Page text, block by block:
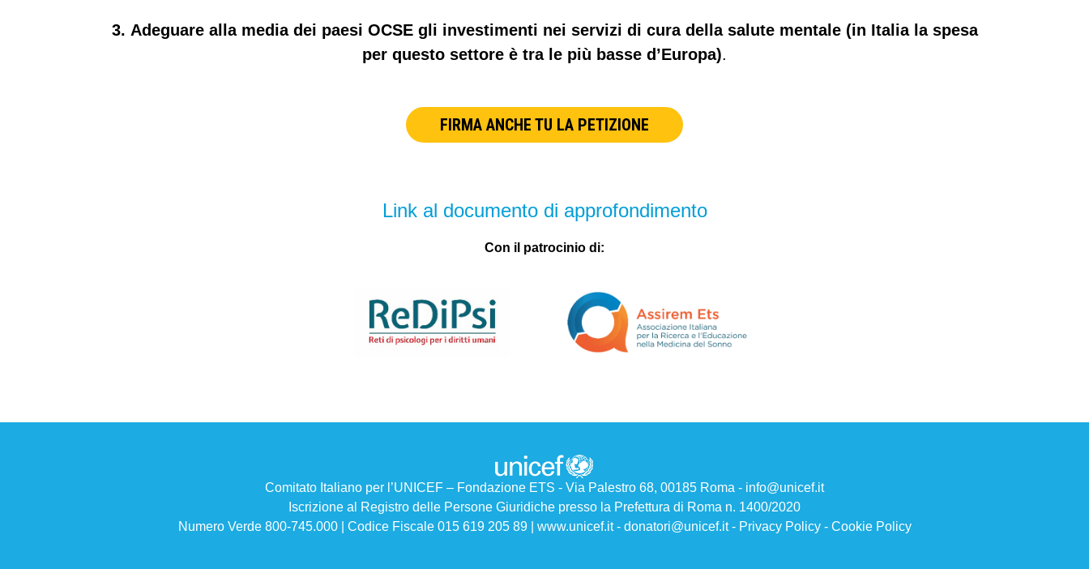
3. Adeguare alla media dei paesi OCSE gli investimenti nei servizi di cura della salute mentale (in Italia la spesa
per questo settore è tra le più basse d’Europa).
FIRMA ANCHE TU LA PETIZIONE
Link al documento di approfondimento
Con il patrocinio di:
Comitato Italiano per l’UNICEF – Fondazione ETS - Via Palestro 68, 00185 Roma - info@unicef.it
Iscrizione al Registro delle Persone Giuridiche presso la Prefettura di Roma n. 1400/2020
Numero Verde 800-745.000 | Codice Fiscale 015 619 205 89 | www.unicef.it- donatori@unicef.it- Privacy Policy- Cookie Policy